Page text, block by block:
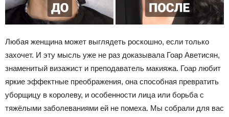
Любая женщина может выглядеть роскошно, если только
захочет. И эту мысль уже не раз доказывала Гоар Аветисян,
знаменитый визажист и преподаватель макияжа. Гоар любит
яркие эффектные преображения, она способная превратить
уборщицу в королеву, и особенности лица или борьба с
тяжёлыми заболеваниями ей не помеха. Мы собрали для вас